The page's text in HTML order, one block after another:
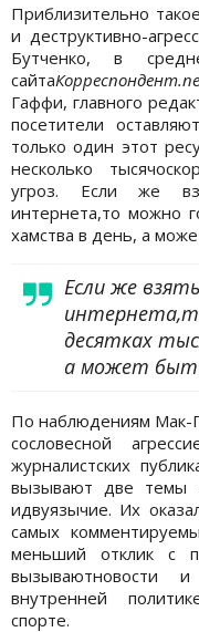
Приблизительно
и деструктивно-
Бутченко, в
сайта
Гаффи, главного
посетители
только один этот
несколько
угроз. Если же
интернета,то можно
хамства в день, а
Если же
десятках
а может
По наблюдениям Мак-
сословесной
журналистских
вызывают две темы
идвуязычие. Их
самых
меньший отклик с
вызываютновости
внутренней
спорте.